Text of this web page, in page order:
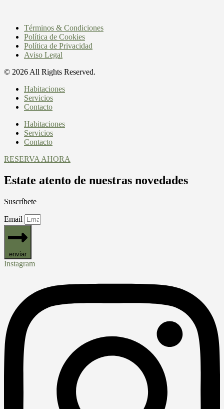
Términos & Condiciones
Política de Cookies
Política de Privacidad
Aviso Legal
© 2026 All Rights Reserved.
Habitaciones
Servicios
Contacto
Habitaciones
Servicios
Contacto
RESERVA AHORA
Estate atento de nuestras novedades
Suscríbete
Email
enviar
Instagram